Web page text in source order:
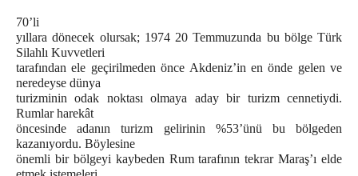
70’li
yıllara dönecek olursak; 1974 20 Temmuzunda bu bölge Türk
Silahlı Kuvvetleri
tarafından ele geçirilmeden önce Akdeniz’in en önde gelen ve
neredeyse dünya
turizminin odak noktası olmaya aday bir turizm cennetiydi.
Rumlar harekât
öncesinde adanın turizm gelirinin %53’ünü bu bölgeden
kazanıyordu. Böylesine
önemli bir bölgeyi kaybeden Rum tarafının tekrar Maraş’ı elde